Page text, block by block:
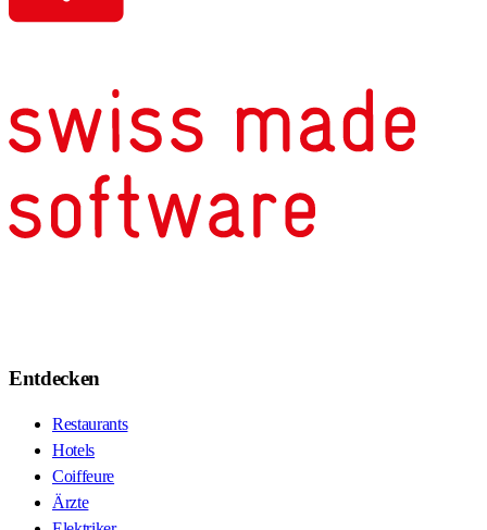
Entdecken
Restaurants
Hotels
Coiffeure
Ärzte